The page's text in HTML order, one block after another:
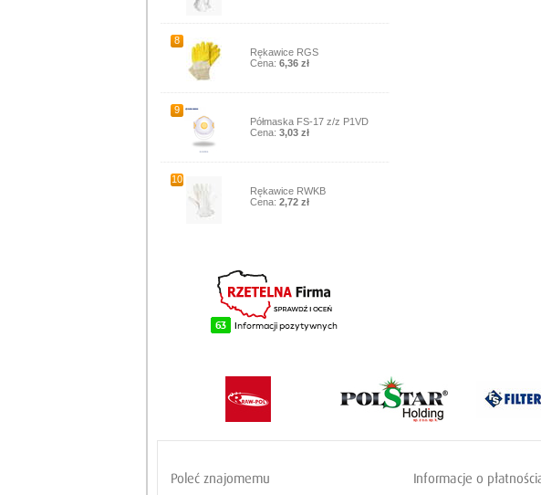
8
Rękawice RGS
Cena: 6,36 zł
9
Półmaska FS-17 z/z P1VD
Cena: 3,03 zł
10
Rękawice RWKB
Cena: 2,72 zł